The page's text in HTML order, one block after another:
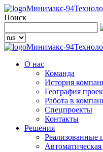
Минимакс-94
Поиск
Минимакс-94
О нас
Команда
История
География
Работа в
Спецпроекты
Контакты
Решения
Реализованные